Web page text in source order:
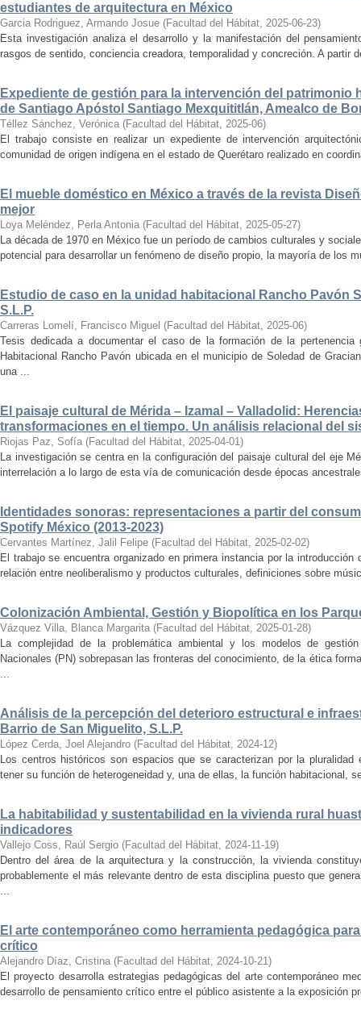
estudiantes de arquitectura en México
Garcia Rodriguez, Armando Josue (Facultad del Hábitat, 2025-06-23)
Esta investigación analiza el desarrollo y la manifestación del
rasgos de sentido, conciencia creadora, temporalidad y concreción. A partir
Expediente de gestión para la intervención del patrimonio
de Santiago Apóstol Santiago Mexquititlán, Amealco de
Téllez Sánchez, Verónica (Facultad del Hábitat, 2025-06)
El trabajo consiste en realizar un expediente de intervención
comunidad de origen indígena en el estado de Querétaro realizado en
El mueble doméstico en México a través de la revista
mejor
Loya Meléndez, Perla Antonia (Facultad del Hábitat, 2025-05-27)
La década de 1970 en México fue un período de cambios culturales y
potencial para desarrollar un fenómeno de diseño propio, la mayoría de los
Estudio de caso en la unidad habitacional Rancho Pavón
S.L.P.
Carreras Lomelí, Francisco Miguel (Facultad del Hábitat, 2025-06)
Tesis dedicada a documentar el caso de la formación de la
Habitacional Rancho Pavón ubicada en el municipio de Soledad de
una ...
El paisaje cultural de Mérida – Izamal – Valladolid:
transformaciones en el tiempo. Un análisis relacional del
Riojas Paz, Sofía (Facultad del Hábitat, 2025-04-01)
La investigación se centra en la configuración del paisaje cultural del eje
interrelación a lo largo de esta vía de comunicación desde épocas
Identidades sonoras: representaciones a partir del
Spotify México (2013-2023)
Cervantes Martínez, Jalil Felipe (Facultad del Hábitat, 2025-02-02)
El trabajo se encuentra organizado en primera instancia por la
relación entre neoliberalismo y productos culturales, definiciones sobre
Colonización Ambiental, Gestión y Biopolítica en los
Vázquez Villa, Blanca Margarita (Facultad del Hábitat, 2025-01-28)
La complejidad de la problemática ambiental y los modelos de
Nacionales (PN) sobrepasan las fronteras del conocimiento, de la ética
...
Análisis de la percepción del deterioro estructural e
Barrio de San Miguelito, S.L.P.
López Cerda, Joel Alejandro (Facultad del Hábitat, 2024-12)
Los centros históricos son espacios que se caracterizan por la
tener su función de heterogeneidad y, una de ellas, la función habitacional,
La habitabilidad y sustentabilidad en la vivienda rural
indicadores
Vallejo Coss, Raúl Sergio (Facultad del Hábitat, 2024-11-19)
Dentro del área de la arquitectura y la construcción, la vivienda
probablemente el más relevante dentro de esta disciplina puesto que
...
El arte contemporáneo como herramienta pedagógica
crítico
Alejandro Díaz, Cristina (Facultad del Hábitat, 2024-10-21)
El proyecto desarrolla estrategias pedagógicas del arte contemporáneo
desarrollo de pensamiento crítico entre el público asistente a la exposición